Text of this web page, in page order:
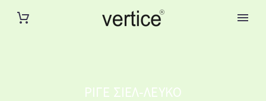
ΡΙΓΈ ΣΙΕΛ-ΛΕΥΚΌ